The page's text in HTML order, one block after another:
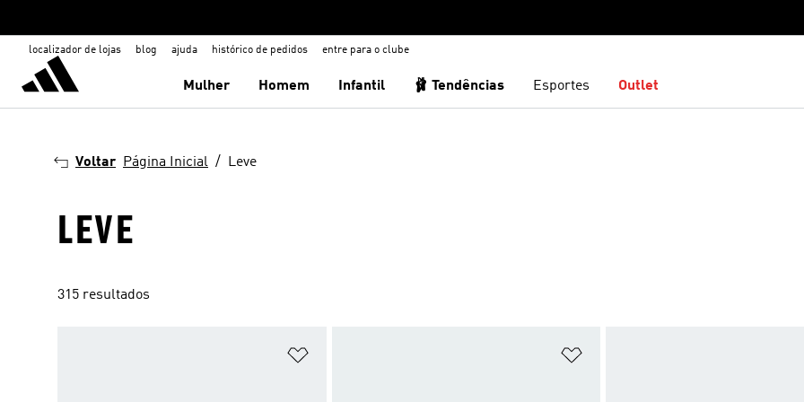
localizador de lojas blog ajuda histórico de pedidos entre para o clube
Mulher Homem Infantil 🩰 Tendências Esportes Outlet
Voltar Página Inicial Leve
LEVE
315 resultados